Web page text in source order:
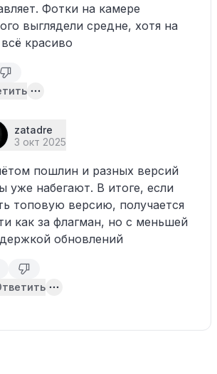
Фотки на камере
выглядели средне, хотя на
красиво
zatadre
3 окт 2025
пошлин и разных версий
уже набегают. В итоге, если
топовую версию, получается
как за флагман, но с меньшей
обновлений